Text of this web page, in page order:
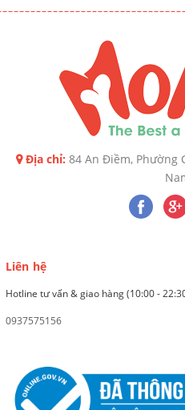
Địa chỉ: 84 An Điềm, Phường
Liên hệ
Hotline tư vấn & giao hàng (10:00 -
0937575156